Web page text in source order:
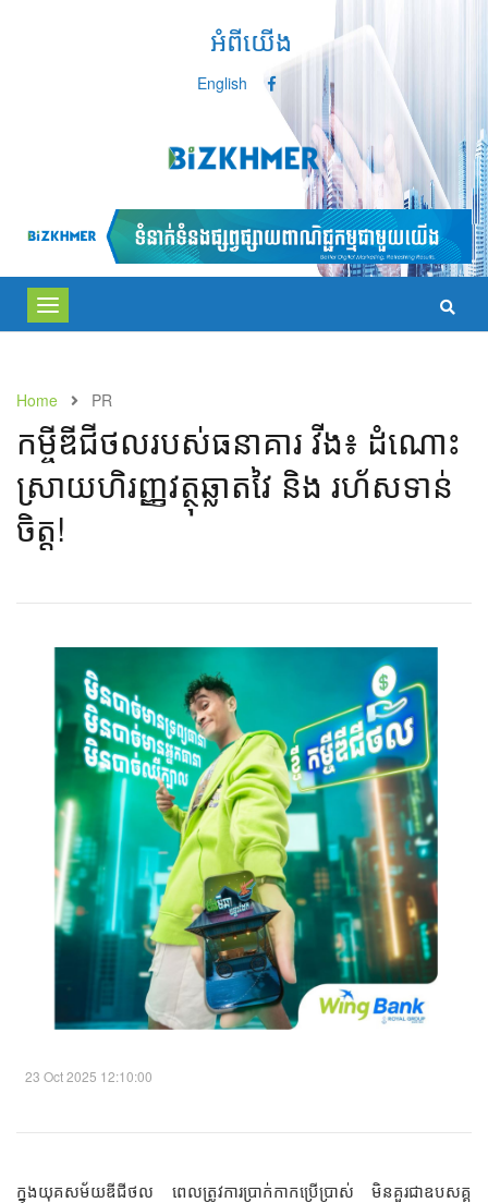
អំពីយើង
English
Toggle
navigation
Home PR
កម្ចីឌីជីថលរបស់ធនាគារ វីង៖ ដំណោះ
ស្រាយហិរញ្ញវត្ថុឆ្លាតវៃ និង រហ័សទាន់
ចិត្ត!​
23 Oct 2025 12:10:00
ក្នុងយុគសម័យឌីជីថល ពេលត្រូវការប្រាក់កាកប្រើប្រាស់ មិនគួរជាឧបសគ្គ